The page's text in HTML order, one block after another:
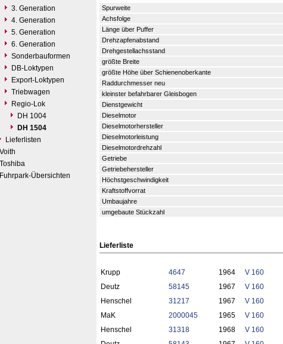
3. Generation
4. Generation
5. Generation
6. Generation
Sonderbauformen
DB-Loktypen
Export-Loktypen
Triebwagen
Regio-Lok
DH 1004
DH 1504
Lieferlisten
Voith
Toshiba
Fuhrpark-Übersichten
Spurweite
Achsfolge
Länge über Puffer
Drehzapfenabstand
Drehgestellachsstand
größte Breite
größte Höhe über Schienenoberkante
Raddurchmesser neu
kleinster befahrbarer Gleisbogen
Dienstgewicht
Dieselmotor
Dieselmotorhersteller
Dieselmotorleistung
Dieselmotordrehzahl
Getriebe
Getriebehersteller
Höchstgeschwindigkeit
Kraftstoffvorrat
Umbaujahre
umgebaute Stückzahl
Lieferliste
Krupp 4647 1964 V 160
Deutz
58145 1967 V 160
Henschel
31217 1967 V 160
MaK
2000045 1965 V 160
Henschel
31318 1968 V 160